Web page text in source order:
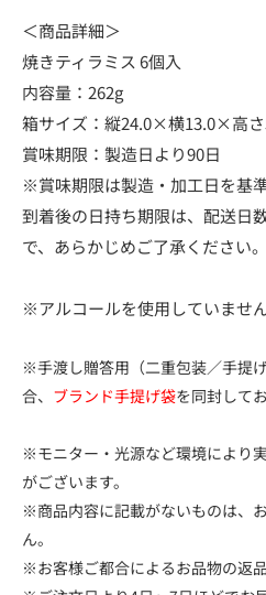
＜商品詳細＞
焼きティラミス 6個入
内容量：262g
箱サイズ：縦24.0×横13.0×高
賞味期限：製造日より90日
※賞味期限は製造・加工日を基
到着後の日持ち期限は、配送日
で、あらかじめご了承ください。
※アルコールを使用していません
※手渡し贈答用（二重包装／手提
合、 ブランド手提げ袋を同封して
※モニター・光源など環境により
がございます。
※商品内容に記載がないものは、
ん。
※お客様ご都合によるお品物の返